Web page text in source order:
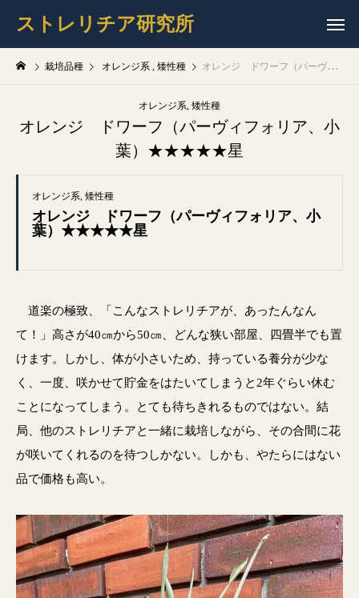
ストレリチア研究所
栽培品種 オレンジ系 矮性種 オレンジ ドワーフ（パーヴィフォリア、小葉）★★★★★星
オレンジ系 矮性種
オレンジ ドワーフ（パーヴィフォリア、小
葉）★★★★★星
オレンジ系 矮性種
オレンジ ドワーフ（パーヴィフォリア、小
葉）★★★★★星
道楽の極致、「こんなストレリチアが、あったんなん
て！」高さが40㎝から50㎝、どんな狭い部屋、四畳半でも置
けます。しかし、体が小さいため、持っている養分が少な
く、一度、咲かせて貯金をはたいてしまうと2年ぐらい休む
ことになってしまう。とても待ちきれるものではない。結
局、他のストレリチアと一緒に栽培しながら、その合間に花
が咲いてくれるのを待つしかない。しかも、やたらにはない
品で価格も高い。